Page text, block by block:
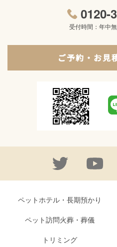
0120-
受付時間：年中
ご予約・お見
ペットホテル・長期預かり
ペット訪問火葬・葬儀
トリミング